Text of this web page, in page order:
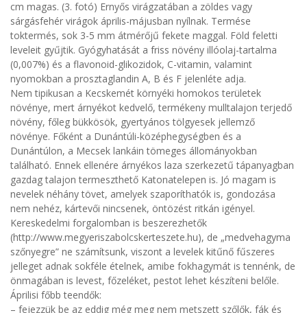
cm magas. (3. fotó) Ernyős virágzatában a zöldes vagy
sárgásfehér virágok április-májusban nyílnak. Termése
toktermés, sok 3-5 mm átmérőjű fekete maggal. Föld feletti
leveleit gyűjtik. Gyógyhatását a friss növény illóolaj-tartalma
(0,007%) és a flavonoid-glikozidok, C-vitamin, valamint
nyomokban a prosztaglandin A, B és F jelenléte adja.
Nem tipikusan a Kecskemét környéki homokos területek
növénye, mert árnyékot kedvelő, termékeny mulltalajon terjedő
növény, főleg bükkösök, gyertyános tölgyesek jellemző
növénye. Főként a Dunántúli-középhegységben és a
Dunántúlon, a Mecsek lankáin tömeges állományokban
található. Ennek ellenére árnyékos laza szerkezetű tápanyagban
gazdag talajon termeszthető Katonatelepen is. Jó magam is
nevelek néhány tövet, amelyek szaporíthatók is, gondozása
nem nehéz, kártevői nincsenek, öntözést ritkán igényel.
Kereskedelmi forgalomban is beszerezhetők
(http://www.megyeriszabolcskerteszete.hu), de „medvehagyma
szőnyegre” ne számítsunk, viszont a levelek kitűnő fűszeres
jelleget adnak sokféle ételnek, amibe fokhagymát is tennénk, de
önmagában is levest, főzeléket, pestot lehet készíteni belőle.
Áprilisi főbb teendők:
– fejezzük be az eddig még meg nem metszett szőlők, fák és